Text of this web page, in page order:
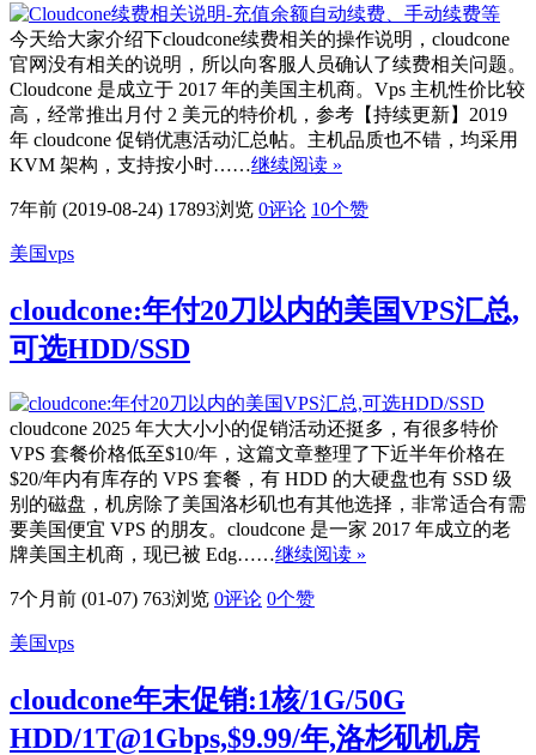
今天给大家介绍下cloudcone续费相关的操作说明，cloudcone
官网没有相关的说明，所以向客服人员确认了续费相关问题。
Cloudcone 是成立于 2017 年的美国主机商。Vps 主机性价比较
高，经常推出月付 2 美元的特价机，参考【持续更新】2019
年 cloudcone 促销优惠活动汇总帖。主机品质也不错，均采用
KVM 架构，支持按小时……继续阅读 »
7年前 (2019-08-24) 17893浏览 0评论 10个赞
美国vps
cloudcone:年付20刀以内的美国VPS汇总,
可选HDD/SSD
cloudcone 2025 年大大小小的促销活动还挺多，有很多特价
VPS 套餐价格低至$10/年，这篇文章整理了下近半年价格在
$20/年内有库存的 VPS 套餐，有 HDD 的大硬盘也有 SSD 级
别的磁盘，机房除了美国洛杉矶也有其他选择，非常适合有需
要美国便宜 VPS 的朋友。cloudcone 是一家 2017 年成立的老
牌美国主机商，现已被 Edg……继续阅读 »
7个月前 (01-07) 763浏览 0评论 0个赞
美国vps
cloudcone年末促销:1核/1G/50G
HDD/1T@1Gbps,$9.99/年,洛杉矶机房